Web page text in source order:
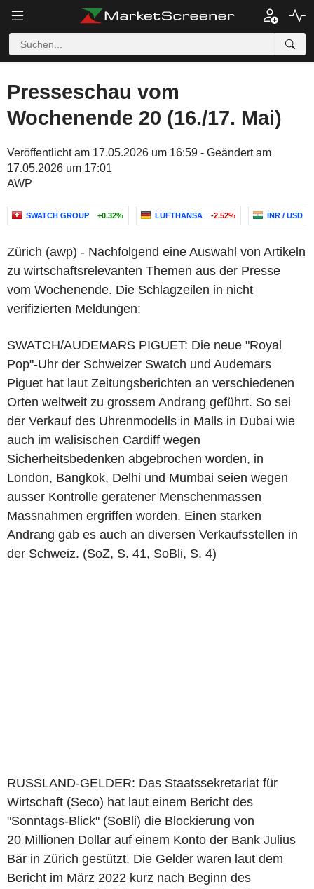
Presseschau vom
Wochenende 20 (16./17. Mai)
Veröffentlicht am 17.05.2026 um 16:59 - Geändert am
17.05.2026 um 17:01
AWP
SWATCH GROUP +0.32% LUFTHANSA -2.52% INR / USD
Zürich (awp) - Nachfolgend eine Auswahl von Artikeln
zu wirtschaftsrelevanten Themen aus der Presse
vom Wochenende. Die Schlagzeilen in nicht
verifizierten Meldungen:
SWATCH/AUDEMARS PIGUET: Die neue "Royal
Pop"-Uhr der Schweizer Swatch und Audemars
Piguet hat laut Zeitungsberichten an verschiedenen
Orten weltweit zu grossem Andrang geführt. So sei
der Verkauf des Uhrenmodells in Malls in Dubai wie
auch im walisischen Cardiff wegen
Sicherheitsbedenken abgebrochen worden, in
London, Bangkok, Delhi und Mumbai seien wegen
ausser Kontrolle geratener Menschenmassen
Massnahmen ergriffen worden. Einen starken
Andrang gab es auch an diversen Verkaufsstellen in
der Schweiz. (SoZ, S. 41, SoBli, S. 4)
RUSSLAND-GELDER: Das Staatssekretariat für
Wirtschaft (Seco) hat laut einem Bericht des
"Sonntags-Blick" (SoBli) die Blockierung von
20 Millionen Dollar auf einem Konto der Bank Julius
Bär in Zürich gestützt. Die Gelder waren laut dem
Bericht im März 2022 kurz nach Beginn des